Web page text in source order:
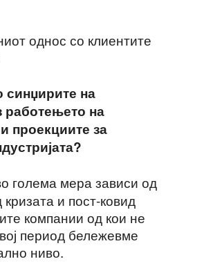
однос со клиентите
синџирите на
работењето на
проекциите за
голема мера зависи од
и пост-ковид
компании од кои не
период бележевме
ниво.